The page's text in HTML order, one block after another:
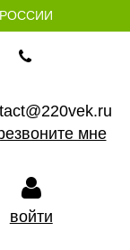
мне
войти